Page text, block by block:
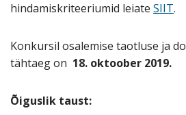
hindamiskriteeriumid leiate SIIT.
Konkursil osalemise taotluse ja
tähtaeg on 18. oktoober 2019.
Õiguslik taust: